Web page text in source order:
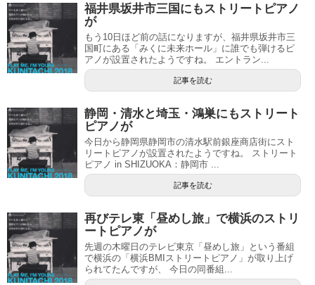
福井県坂井市三国にもストリートピアノ
が
もう10日ほど前の話になりますが、福井県坂井市三
国町にある「みくに未来ホール」に誰でも弾けるピ
アノが設置されたようですね。 エントラン...
記事を読む
静岡・清水と埼玉・鴻巣にもストリート
ピアノが
今日から静岡県静岡市の清水駅前銀座商店街にスト
リートピアノが設置されたようですね。 ストリート
ピアノ in SHIZUOKA：静岡市 ...
記事を読む
再びテレ東「昼めし旅」で横浜のストリ
ートピアノが
先週の木曜日のテレビ東京「昼めし旅」という番組
で横浜の「横浜BMIストリートピアノ」が取り上げ
られてたんですが、 今日の同番組...